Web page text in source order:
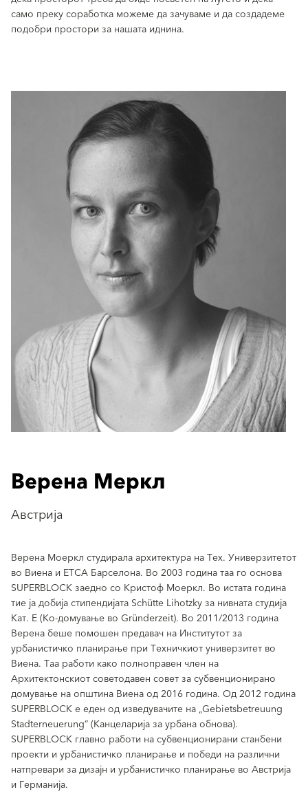
само преку соработка можеме да зачуваме и да создадеме
подобри простори за нашата иднина.
Верена Меркл
Австрија
Верена Моеркл студирала архитектура на Тех. Универзитетот
во Виена и ЕТСА Барселона. Во 2003 година таа го основа
SUPERBLOCK заедно со Кристоф Моеркл. Во истата година
тие ја добија стипендијата Schütte Lihotzky за нивната студија
Кат. Е (Ко-домување во Gründerzeit). Во 2011/2013 година
Верена беше помошен предавач на Институтот за
урбанистичко планирање при Техничкиот универзитет во
Виена. Таа работи како полноправен член на
Архитектонскиот советодавен совет за субвенционирано
домување на општина Виена од 2016 година. Од 2012 година
SUPERBLOCK е еден од изведувачите на „Gebietsbetreuung
Stadterneuerung“ (Канцеларија за урбана обнова).
SUPERBLOCK главно работи на субвенционирани станбени
проекти и урбанистичко планирање и победи на различни
натпревари за дизајн и урбанистичко планирање во Австрија
и Германија.